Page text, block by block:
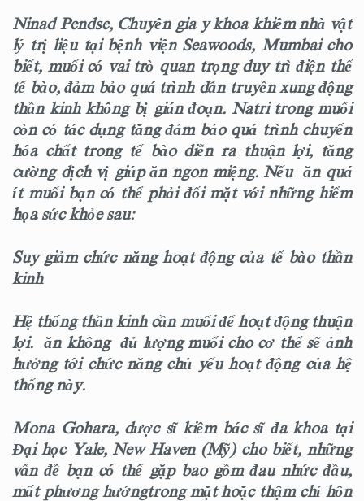
Ninad Pendse, Chuyên gia y khoa khiêm nhà vật
lý trị liệu tại bệnh viện Seawoods, Mumbai cho
biết, muối có vai trò quan trọng duy trì điện thế
tế bào, đảm bảo quá trình dẫn truyền xung động
thần kinh không bị gián đoạn. Natri trong muối
còn có tác dụng tăng đảm bảo quá trình chuyển
hóa chất trong tế bào diễn ra thuận lợi, tăng
cường dịch vị giúp ăn ngon miệng. Nếu ăn quá
ít muối bạn có thể phải đối mặt với những hiểm
họa sức khỏe sau:
Suy giảm chức năng hoạt động của tế bào thần
kinh
Hệ thống thần kinh cần muối để hoạt động thuận
lợi. ăn không đủ lượng muối cho cơ thể sẽ ảnh
hưởng tới chức năng chủ yếu hoạt động của hệ
thống này.
Mona Gohara, dược sĩ kiêm bác sĩ đa khoa tại
Đại học Yale, New Haven (Mỹ) cho biết, những
vấn đề bạn có thể gặp bao gồm đau nhức đầu,
mất phương hướngtrong mặt hoặc thậm chí hôn